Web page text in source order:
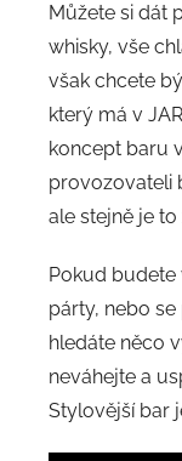
Můžete si dát
whisky, vše
však chcete
který má v
koncept baru
provozovateli
ale stejně je
Pokud budete
párty, nebo
hledáte něco
neváhejte a
Stylovější bar